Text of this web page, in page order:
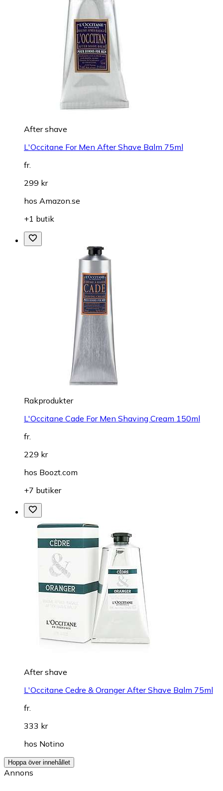
After shave
L'Occitane For Men After Shave Balm 75ml
fr.
299 kr
hos Amazon.se
+1 butik
Rakprodukter
L'Occitane Cade For Men Shaving Cream 150ml
fr.
229 kr
hos Boozt.com
+7 butiker
After shave
L'Occitane Cedre & Oranger After Shave Balm 75ml
fr.
333 kr
hos Notino
Hoppa över innehållet
Annons